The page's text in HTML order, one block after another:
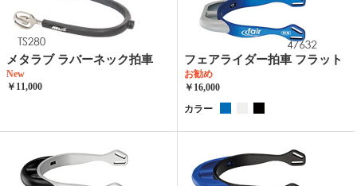
メタラブ ラバーネック拍車
New
￥11,000
フェアライダー拍車 フラット
お勧め
￥16,000
カラー